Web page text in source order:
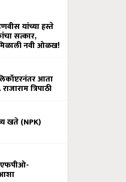
यांच्या हस्ते
सत्कार,
नवी ओळख!
आता
त्रिपाठी
खते (NPK)
एफपीओ-